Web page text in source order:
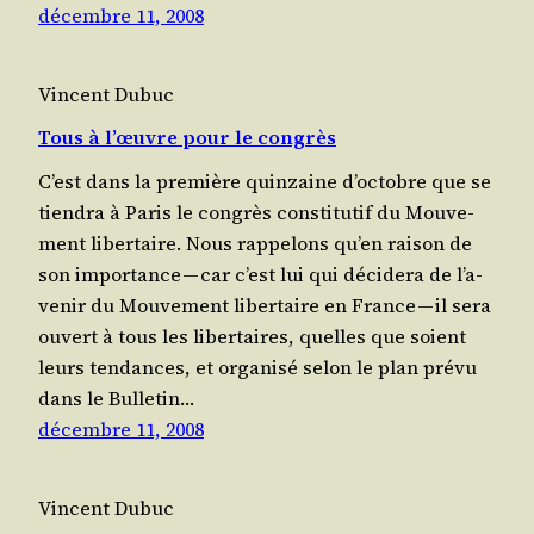
décembre 11, 2008
Vincent Dubuc
Tous à l’œuvre pour le congrès
C’est dans la pre­mière quin­zaine d’oc­tobre que se
tien­dra à Paris le congrès consti­tu­tif du Mou­ve­
ment libertaire. Nous rap­pe­lons qu’en rai­son de
son impor­tance — car c’est lui qui déci­de­ra de l’a­
ve­nir du Mou­ve­ment liber­taire en France — il sera
ouvert à tous les liber­taires, quelles que soient
leurs ten­dances, et orga­ni­sé selon le plan pré­vu
dans le Bul­le­tin…
décembre 11, 2008
Vincent Dubuc